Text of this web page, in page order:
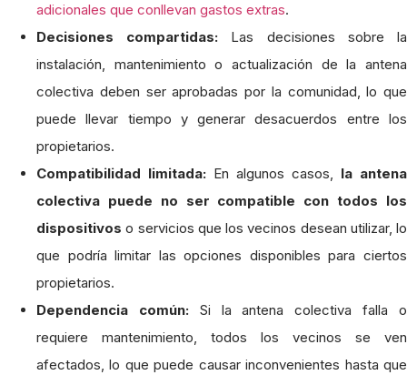
adicionales que conllevan gastos extras.
Decisiones compartidas: Las decisiones sobre la
instalación, mantenimiento o actualización de la antena
colectiva deben ser aprobadas por la comunidad, lo que
puede llevar tiempo y generar desacuerdos entre los
propietarios.
Compatibilidad limitada: En algunos casos, la antena
colectiva puede no ser compatible con todos los
dispositivos o servicios que los vecinos desean utilizar, lo
que podría limitar las opciones disponibles para ciertos
propietarios.
Dependencia común:Si la antena colectiva falla o
requiere mantenimiento, todos los vecinos se ven
afectados, lo que puede causar inconvenientes hasta que